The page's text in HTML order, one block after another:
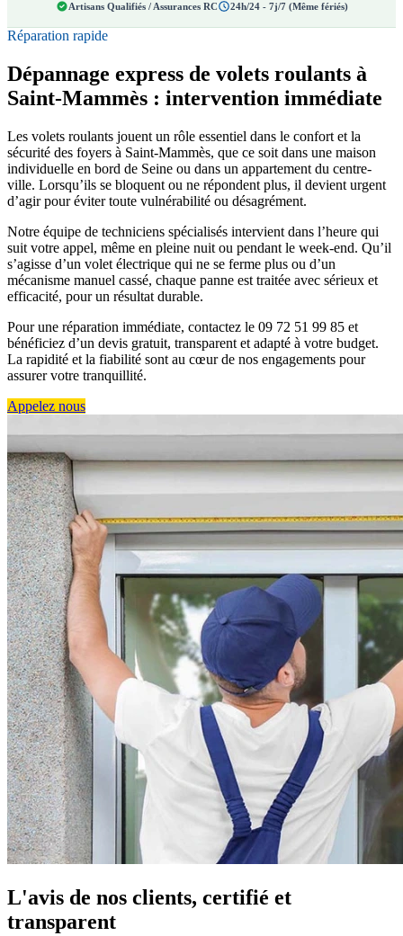
Artisans Qualifiés / Assurances RC 24h/24 - 7j/7 (Même fériés)
Réparation rapide
Dépannage express de volets roulants à
Saint-Mammès : intervention immédiate
Les volets roulants jouent un rôle essentiel dans le confort et la
sécurité des foyers à Saint-Mammès, que ce soit dans une maison
individuelle en bord de Seine ou dans un appartement du centre-
ville. Lorsqu’ils se bloquent ou ne répondent plus, il devient urgent
d’agir pour éviter toute vulnérabilité ou désagrément.
Notre équipe de techniciens spécialisés intervient dans l’heure qui
suit votre appel, même en pleine nuit ou pendant le week-end. Qu’il
s’agisse d’un volet électrique qui ne se ferme plus ou d’un
mécanisme manuel cassé, chaque panne est traitée avec sérieux et
efficacité, pour un résultat durable.
Pour une réparation immédiate, contactez le 09 72 51 99 85 et
bénéficiez d’un devis gratuit, transparent et adapté à votre budget.
La rapidité et la fiabilité sont au cœur de nos engagements pour
assurer votre tranquillité.
Appelez nous
L'avis de nos clients, certifié et
transparent